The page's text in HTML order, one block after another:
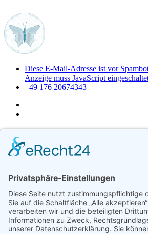
Diese E-Mail-Adresse ist vor
Anzeige muss JavaScript
+49 176 20674343
Anfrage senden
Rechtliches
AGB
Datenschutzhinweis
Impressum